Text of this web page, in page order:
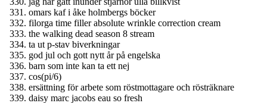
omars kaf i åke holmbergs böcker
filorga time filler absolute wrinkle correction cream
the walking dead season 8 stream
ta ut p-stav biverkningar
god jul och gott nytt år på engelska
barn som inte kan ta ett nej
cos(pi/6)
ersättning för arbete som röstmottagare och rösträknare
daisy marc jacobs eau so fresh